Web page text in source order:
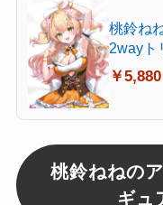
桃鈴ね
2wayト
￥5,880
桃鈴ねねの
ギュ